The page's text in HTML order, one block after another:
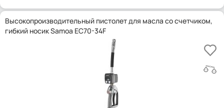
Высокопроизводительный пистолет для масла со счетчиком,
гибкий носик Samoa EC70-34F